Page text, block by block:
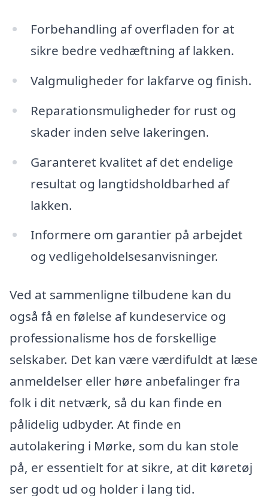
Forbehandling af overfladen for at
sikre bedre vedhæftning af lakken.
Valgmuligheder for lakfarve og finish.
Reparationsmuligheder for rust og
skader inden selve lakeringen.
Garanteret kvalitet af det endelige
resultat og langtidsholdbarhed af
lakken.
Informere om garantier på arbejdet
og vedligeholdelsesanvisninger.
Ved at sammenligne tilbudene kan du
også få en følelse af kundeservice og
professionalisme hos de forskellige
selskaber. Det kan være værdifuldt at læse
anmeldelser eller høre anbefalinger fra
folk i dit netværk, så du kan finde en
pålidelig udbyder. At finde en
autolakering i Mørke, som du kan stole
på, er essentielt for at sikre, at dit køretøj
ser godt ud og holder i lang tid.